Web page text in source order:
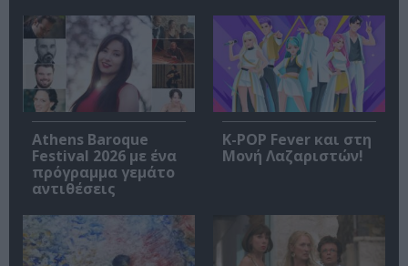
Athens Baroque
Festival 2026 με ένα
πρόγραμμα γεμάτο
αντιθέσεις
K-POP Fever και στη
Μονή Λαζαριστών!